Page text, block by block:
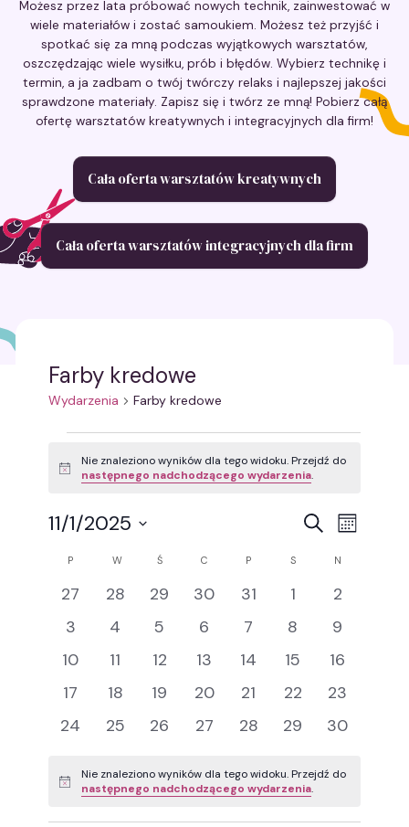
Możesz przez lata próbować nowych technik, zainwestować w
wiele materiałów i zostać samoukiem. Możesz też przyjść i
spotkać się za mną podczas wyjątkowych warsztatów,
oszczędzając wiele wysiłku, prób i błędów. Wybierz technikę i
termin, a ja zadbam o twój twórczy relaks i najlepszej jakości
sprawdzone materiały. Zapisz się i twórz ze mną! Pobierz całą
ofertę warsztatów kreatywnych i integracyjnych dla firm!
Cała oferta warsztatów kreatywnych
Cała oferta warsztatów integracyjnych dla firm
Farby kredowe
Wydarzenia Farby kredowe
Wydarzenia
Powiadomienie
Nie znaleziono wyników dla tego widoku. Przejdź do
następnego nadchodzącego wydarzenia.
i
SzukajMiesiąc
11/1/2025
datę.Kalendarz
Wydarzenia
P PONIEDZIAŁEK
WWTOREK
ŚŚRODA C CZWARTEK
P SSOBOTA N
0
wydarzenia
27
0
wydarzenia
28
0
wydarzenia
29
0
wydarzenia
30
0
wydarzenia
31
0
wydarzenia
1
0
2
0
wydarzenia
3
0
wydarzenia
4
0
wydarzenia
5
0
wydarzenia
6
0
wydarzenia
7
0
wydarzenia
8
0
9
0
wydarzenia
10
0
wydarzenia
11
0
wydarzenia
12
0
wydarzenia
13
0
wydarzenia
14
0
wydarzenia
15
0
16
0
wydarzenia
17
0
wydarzenia
18
0
wydarzenia
19
0
wydarzenia
20
0
wydarzenia
21
0
wydarzenia
22
0
23
0
24
0
25
0
26
0
27
0
28
0
29
0
30
Powiadomienie
Nie znaleziono wyników dla tego widoku. Przejdź do
następnego nadchodzącego wydarzenia.